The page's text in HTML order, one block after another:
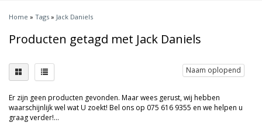
Home » Tags » Jack Daniels
Producten getagd met Jack Daniels
Naam oplopend
Er zijn geen producten gevonden. Maar wees gerust, wij hebben
waarschijnlijk wel wat U zoekt! Bel ons op 075 616 9355 en we helpen u
graag verder!...